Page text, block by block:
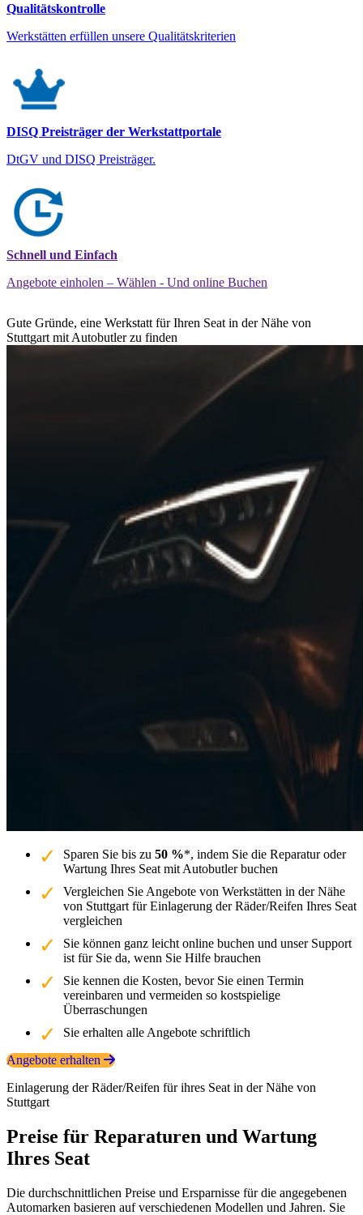
Qualitätskontrolle
Werkstätten erfüllen unsere Qualitätskriterien
DISQ Preisträger der Werkstattportale
DtGV und DISQ Preisträger.
Schnell und Einfach
Angebote einholen – Wählen - Und online Buchen
Gute Gründe, eine Werkstatt für Ihren Seat in der Nähe von
Stuttgart mit Autobutler zu finden
Sparen Sie bis zu 50 %*, indem Sie die Reparatur oder
Wartung Ihres Seat mit Autobutler buchen
Vergleichen Sie Angebote von Werkstätten in der Nähe
von Stuttgart für Einlagerung der Räder/Reifen Ihres Seat
vergleichen
Sie können ganz leicht online buchen und unser Support
ist für Sie da, wenn Sie Hilfe brauchen
Sie kennen die Kosten, bevor Sie einen Termin
vereinbaren und vermeiden so kostspielige
Überraschungen
Sie erhalten alle Angebote schriftlich
Angebote erhalten
Einlagerung der Räder/Reifen für ihres Seat in der Nähe von
Stuttgart
Preise für Reparaturen und Wartung
Ihres Seat
Die durchschnittlichen Preise und Ersparnisse für die angegebenen
Automarken basieren auf verschiedenen Modellen und Jahren. Sie